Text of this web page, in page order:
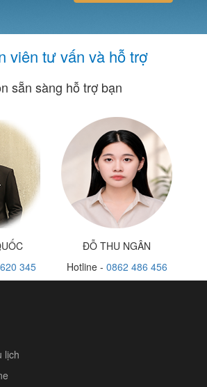
viên tư vấn và hỗ trợ
sẵn sàng hỗ trợ bạn
345
ĐỖ THU NGÂN
Hotline - 0862 486 456
lịch